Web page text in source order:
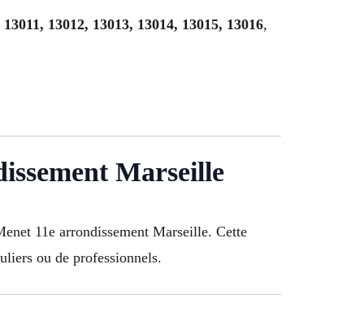
13012, 13013, 13014, 13015, 13016,
Marseille
11e arrondissement Marseille. Cette
ou de professionnels.